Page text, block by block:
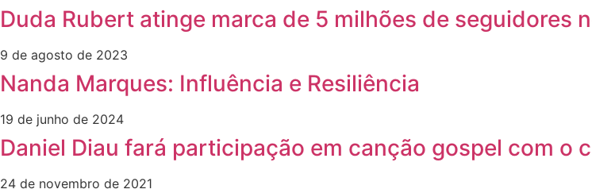
Duda Rubert atinge marca de 5 milhões de seguidores
9 de agosto de 2023
Nanda Marques: Influência e Resiliência
19 de junho de 2024
Daniel Diau fará participação em canção gospel com o
24 de novembro de 2021